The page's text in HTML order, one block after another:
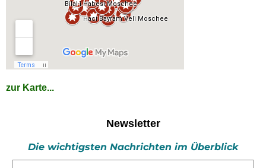
zur Karte...
Newsletter
Die wichtigsten Nachrichten im Überblick